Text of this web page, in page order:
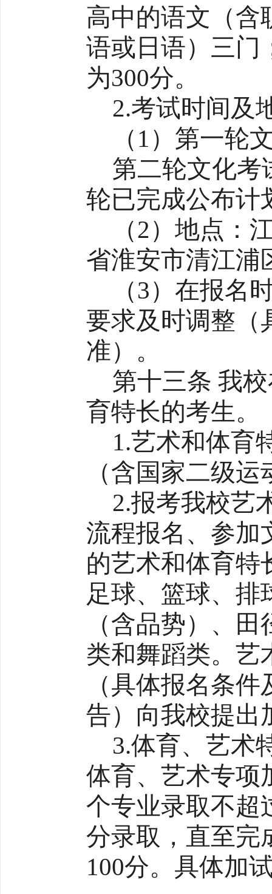
高中的语文（含
语或日语）三门
为300分。
2.考试时间及
（1）第一轮
第二轮文化考
轮已完成公布计
（2）地点：
省淮安市清江浦
（3）在报名
要求及时调整（
准）。
第十三条 我
育特长的考生。
1.艺术和体育
（含国家二级
2.报考我校艺
流程报名、参加
的艺术和体育特
足球、篮球、排
（含品势）、
类和舞蹈类。艺
（具体报名条
告）向我校提出
3.体育、艺术
体育、艺术专项
个专业录取不超
分录取，直至完
100分。具体加